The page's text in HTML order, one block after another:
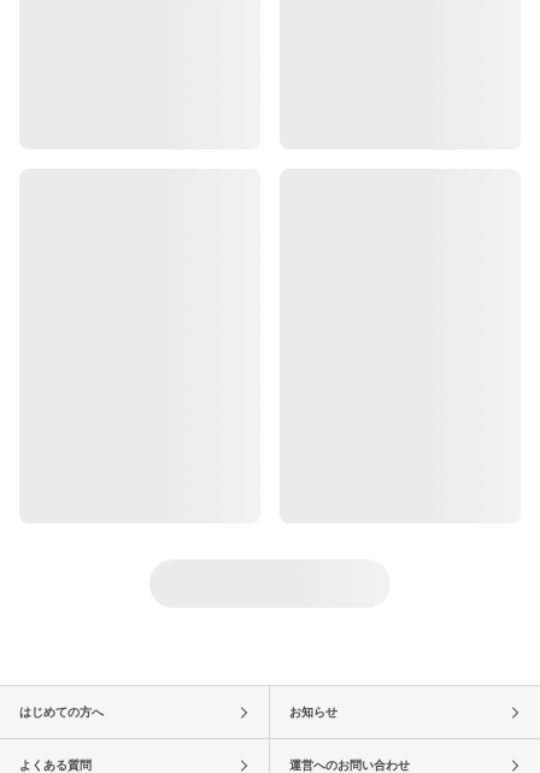
はじめての方へ お知らせ
よくある質問 運営へのお問い合わせ